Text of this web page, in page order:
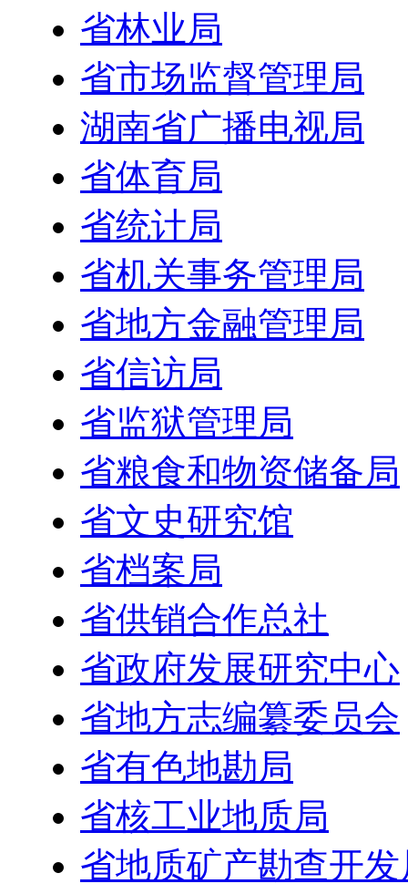
省林业局
省市场监督管理局
湖南省广播电视局
省体育局
省统计局
省机关事务管理局
省地方金融管理局
省信访局
省监狱管理局
省粮食和物资储备局
省文史研究馆
省档案局
省供销合作总社
省政府发展研究中心
省地方志编纂委员会
省有色地勘局
省核工业地质局
省地质矿产勘查开发